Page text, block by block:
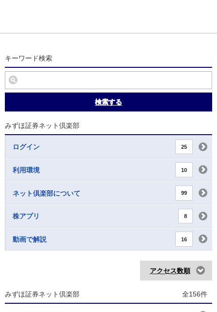
キーワード検索
検索する
みずほ証券ネット倶楽部
ログイン 25
利用環境 10
ネット倶楽部について 99
株アプリ 8
動画で解説 16
アクセス数順
みずほ証券ネット倶楽部 全156件